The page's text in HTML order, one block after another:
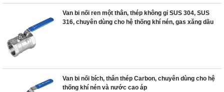
Van bi nối ren một thân, thép không gỉ SUS 304, SUS
316, chuyên dùng cho hệ thống khí nén, gas xăng dầu
Van bi nối bích, thân thép Carbon, chuyên dùng cho hệ
thống khí nén và nước cao áp